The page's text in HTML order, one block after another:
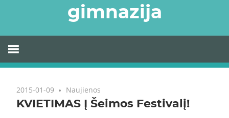
gimnazija
2015-01-09 Naujienos
KVIETIMAS Į Šeimos Festivalį!